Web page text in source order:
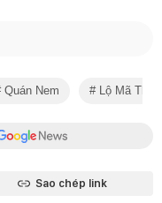
Quán Nem Lộ Mã Thẻ
Sao chép link